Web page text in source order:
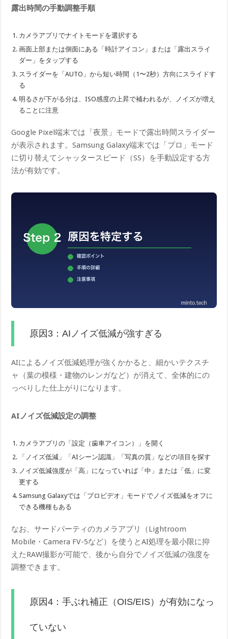
露出時間の手動調整手順
カメラアプリでナイトモードを選択する
画面上部または側面にある「時計アイコン」または「露出スライ
ダー」をタップする
スライダーを「AUTO」から短い時間（1〜2秒）方向にスライドす
る
明るさが下がる分は、ISO感度の上昇で補われるが、ノイズが増え
ることに注意
Google Pixel端末では「夜景」モードで露出時間スライダー
が表示されます。Samsung Galaxy端末では「プロ」モード
に切り替えてシャッタースピード（SS）を手動設定する方
法が有効です。
原因3：AIノイズ低減が強すぎる
AIによるノイズ低減処理が強くかかると、細かいテクスチ
ャ（葉の模様・建物のレンガなど）が消えて、全体的にの
っぺりした仕上がりになります。
AIノイズ低減設定の調整
カメラアプリの「設定（歯車アイコン）」を開く
「ノイズ低減」「AIシーン認識」「写真の質」などの項目を探す
ノイズ低減強度が「高」になっていれば「中」または「低」に変
更する
Samsung Galaxyでは「プロビデオ」モードでノイズ低減をオフに
できる機種もある
なお、サードパーティのカメラアプリ（Lightroom
Mobile・Camera FV-5など）を使うとAI処理を最小限に抑
えたRAW撮影が可能で、後から自分でノイズ低減の強度を
調整できます。
原因4：手ぶれ補正（OIS/EIS）が有効になっ
ていない